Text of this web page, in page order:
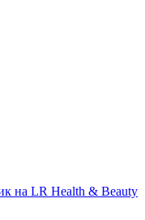
на LR Health & Beauty